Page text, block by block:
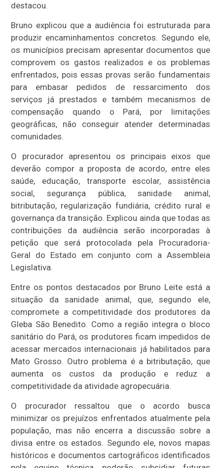
destacou.
Bruno explicou que a audiência foi estruturada para
produzir encaminhamentos concretos. Segundo ele,
os municípios precisam apresentar documentos que
comprovem os gastos realizados e os problemas
enfrentados, pois essas provas serão fundamentais
para embasar pedidos de ressarcimento dos
serviços já prestados e também mecanismos de
compensação quando o Pará, por limitações
geográficas, não conseguir atender determinadas
comunidades.
O procurador apresentou os principais eixos que
deverão compor a proposta de acordo, entre eles
saúde, educação, transporte escolar, assistência
social, segurança pública, sanidade animal,
bitributação, regularização fundiária, crédito rural e
governança da transição. Explicou ainda que todas as
contribuições da audiência serão incorporadas à
petição que será protocolada pela Procuradoria-
Geral do Estado em conjunto com a Assembleia
Legislativa.
Entre os pontos destacados por Bruno Leite está a
situação da sanidade animal, que, segundo ele,
compromete a competitividade dos produtores da
Gleba São Benedito. Como a região integra o bloco
sanitário do Pará, os produtores ficam impedidos de
acessar mercados internacionais já habilitados para
Mato Grosso. Outro problema é a bitributação, que
aumenta os custos da produção e reduz a
competitividade da atividade agropecuária.
O procurador ressaltou que o acordo busca
minimizar os prejuízos enfrentados atualmente pela
população, mas não encerra a discussão sobre a
divisa entre os estados. Segundo ele, novos mapas
históricos e documentos cartográficos identificados